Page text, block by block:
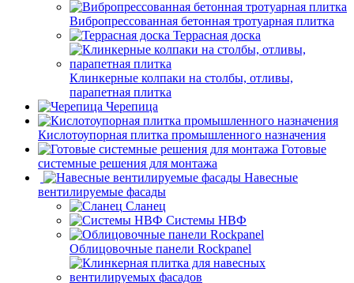
Вибропрессованная бетонная тротуарная плитка
Террасная доска
Клинкерные колпаки на столбы, отливы,
парапетная плитка
Черепица
Кислотоупорная плитка промышленного назначения
Готовые
системные решения для монтажа
Навесные
вентилируемые фасады
Сланец
Системы НВФ
Облицовочные панели Rockpanel